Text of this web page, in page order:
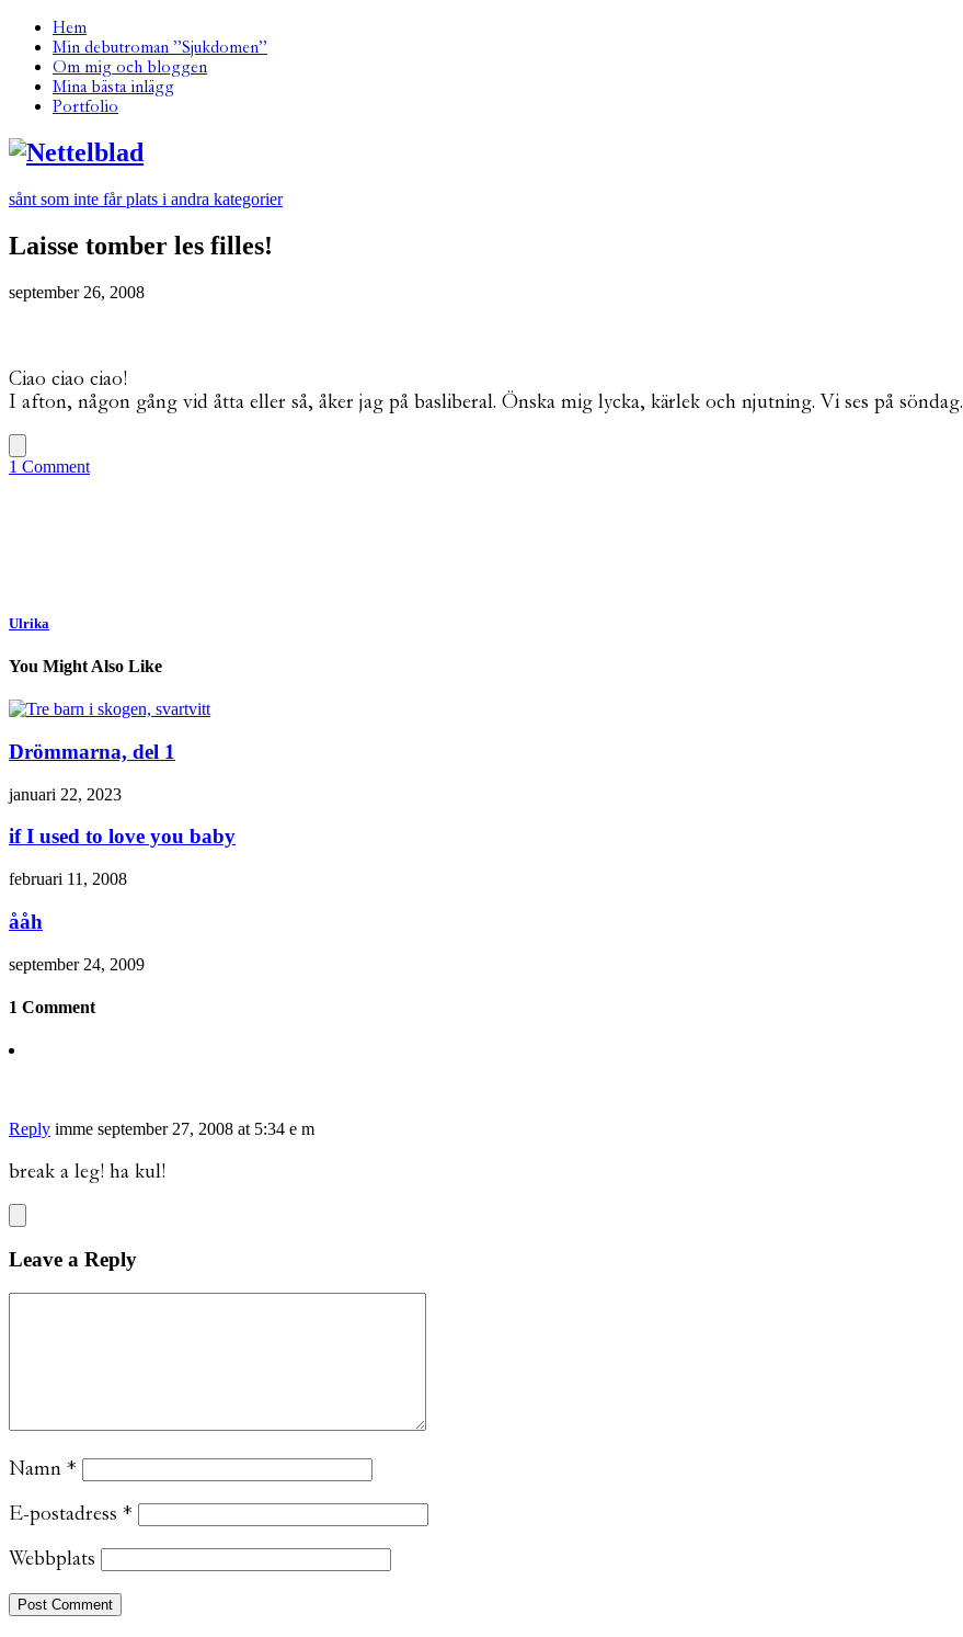
Hem
Min debutroman ”Sjukdomen”
Om mig och bloggen
Mina bästa inlägg
Portfolio
sånt som inte får plats i andra kategorier
Laisse tomber les filles!
september 26, 2008
Ciao ciao ciao!
I afton, någon gång vid åtta eller så, åker jag på basliberal. Önska mig lycka, kärlek och njutning. Vi ses på söndag.
1 Comment
Ulrika
You Might Also Like
Drömmarna, del 1
januari 22, 2023
if I used to love you baby
februari 11, 2008
ååh
september 24, 2009
1 Comment
Reply imme september 27, 2008 at 5:34 e m
break a leg! ha kul!
Leave a Reply
Namn *
E-postadress *
Webbplats